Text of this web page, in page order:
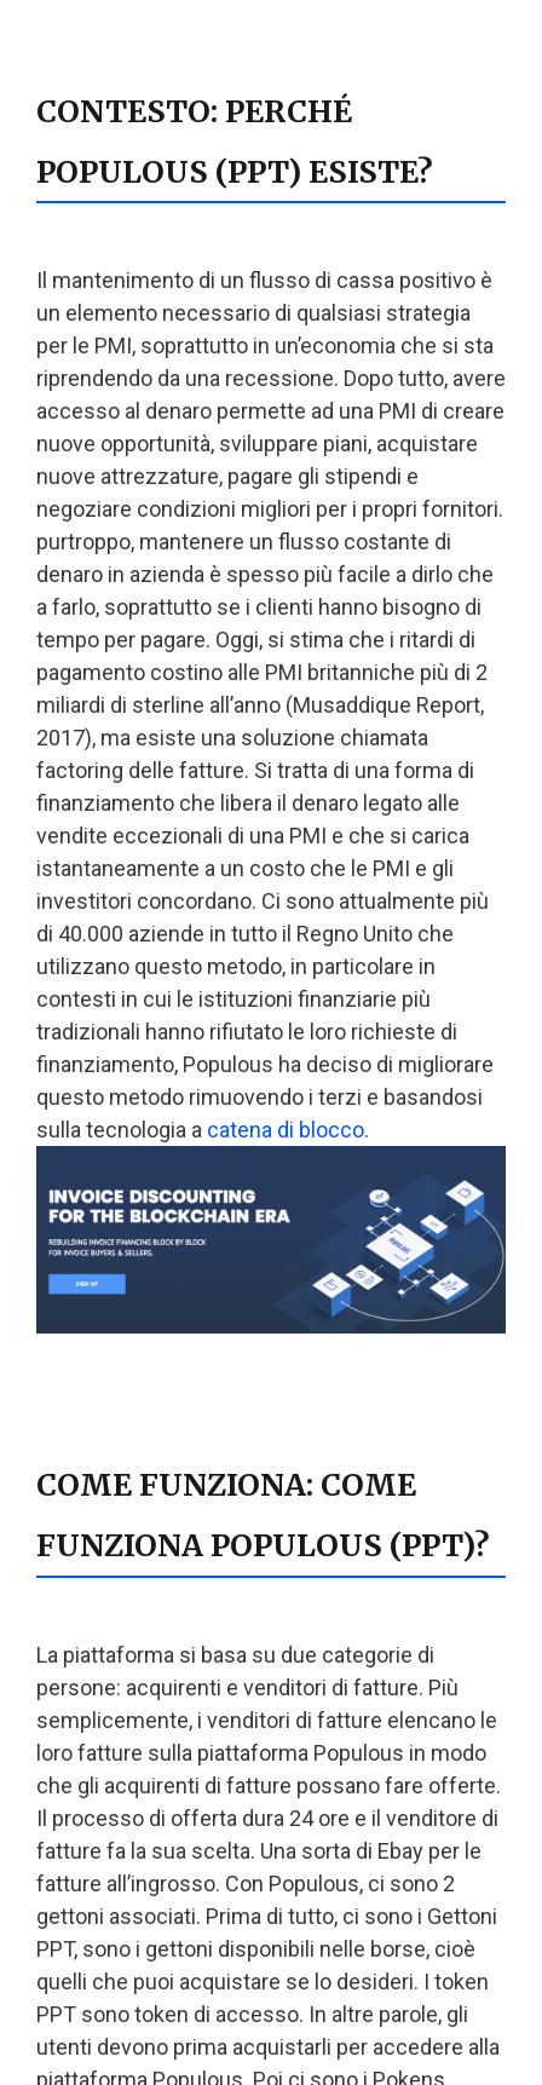
CONTESTO: PERCHÉ
POPULOUS (PPT) ESISTE?
Il mantenimento di un flusso di cassa positivo è
un elemento necessario di qualsiasi strategia
per le PMI, soprattutto in un’economia che si sta
riprendendo da una recessione. Dopo tutto, avere
accesso al denaro permette ad una PMI di creare
nuove opportunità, sviluppare piani, acquistare
nuove attrezzature, pagare gli stipendi e
negoziare condizioni migliori per i propri fornitori.
purtroppo, mantenere un flusso costante di
denaro in azienda è spesso più facile a dirlo che
a farlo, soprattutto se i clienti hanno bisogno di
tempo per pagare. Oggi, si stima che i ritardi di
pagamento costino alle PMI britanniche più di 2
miliardi di sterline all’anno (Musaddique Report,
2017), ma esiste una soluzione chiamata
factoring delle fatture. Si tratta di una forma di
finanziamento che libera il denaro legato alle
vendite eccezionali di una PMI e che si carica
istantaneamente a un costo che le PMI e gli
investitori concordano. Ci sono attualmente più
di 40.000 aziende in tutto il Regno Unito che
utilizzano questo metodo, in particolare in
contesti in cui le istituzioni finanziarie più
tradizionali hanno rifiutato le loro richieste di
finanziamento, Populous ha deciso di migliorare
questo metodo rimuovendo i terzi e basandosi
sulla tecnologia a catena di blocco.
COME FUNZIONA: COME
FUNZIONA POPULOUS (PPT)?
La piattaforma si basa su due categorie di
persone: acquirenti e venditori di fatture. Più
semplicemente, i venditori di fatture elencano le
loro fatture sulla piattaforma Populous in modo
che gli acquirenti di fatture possano fare offerte.
Il processo di offerta dura 24 ore e il venditore di
fatture fa la sua scelta. Una sorta di Ebay per le
fatture all’ingrosso. Con Populous, ci sono 2
gettoni associati. Prima di tutto, ci sono i Gettoni
PPT, sono i gettoni disponibili nelle borse, cioè
quelli che puoi acquistare se lo desideri. I token
PPT sono token di accesso. In altre parole, gli
utenti devono prima acquistarli per accedere alla
piattaforma Populous. Poi ci sono i Pokens